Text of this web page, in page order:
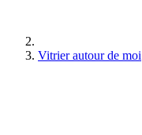
Vitrier autour de moi